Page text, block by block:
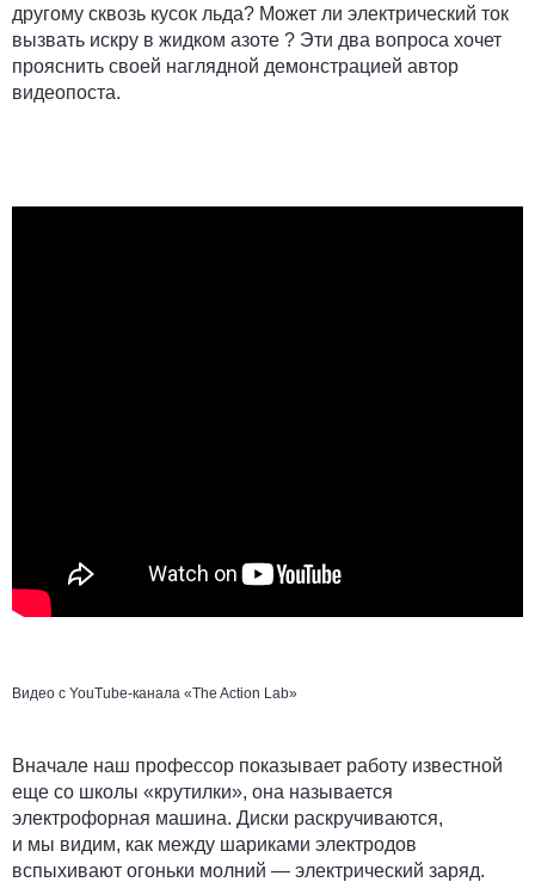
другому сквозь кусок льда? Может ли электрический ток
вызвать искру в жидком азоте ? Эти два вопроса хочет
прояснить своей наглядной демонстрацией автор
видеопоста.
Видео с YouTube-канала «The Action Lab»
Вначале наш профессор показывает работу известной
еще со школы «крутилки», она называется
электрофорная машина. Диски раскручиваются,
и мы видим, как между шариками электродов
вспыхивают огоньки молний — электрический заряд.